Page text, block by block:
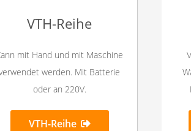
VTH-Reihe
mit Hand und mit Maschine
werden. Mit Batterie
oder an 220V.
VTH-Reihe